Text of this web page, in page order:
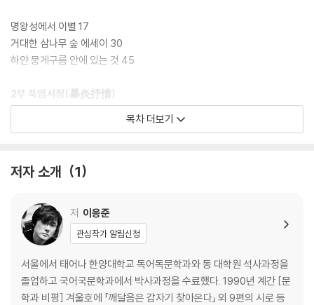
선율이 수록된 모든 글을 완성된 노래로 만든다. 작가가 “천사의 사랑”이
라고 부르는 강아지 토토와 함께한 삶이 그것이다. 토토는 보슬보슬한 갈
색 털과 흰색 털로 뒤덮인, 갈색 눈동자를 가진 사랑스러운 시추다. 어쩌면
명왕성에서 이별 17
거대한 삼나무 숲 에세이 30
하얀 뭉게구름 안에 있는 것 45
2부 푹염서정(暴炎抒情)
세상을 싫어하는 사람의 행복 86
고독한 밤에 호루라기를 불어라 96
고독의 고백 101
괴로운 자의 행복 106
3부 너는 어디에 있었느냐?
목차 더보기
저자 소개 1
저 이응준
관심작가 알림신청
서울에서 태어나 한양대학교 독어독문학과와 동 대학원 석사과정을
졸업하고 국어국문학과에서 박사과정을 수료했다. 1990년 계간 [문
학과 비평] 겨울호에 「깨달음은 갑자기 찾아온다」 외 9편의 시로 등